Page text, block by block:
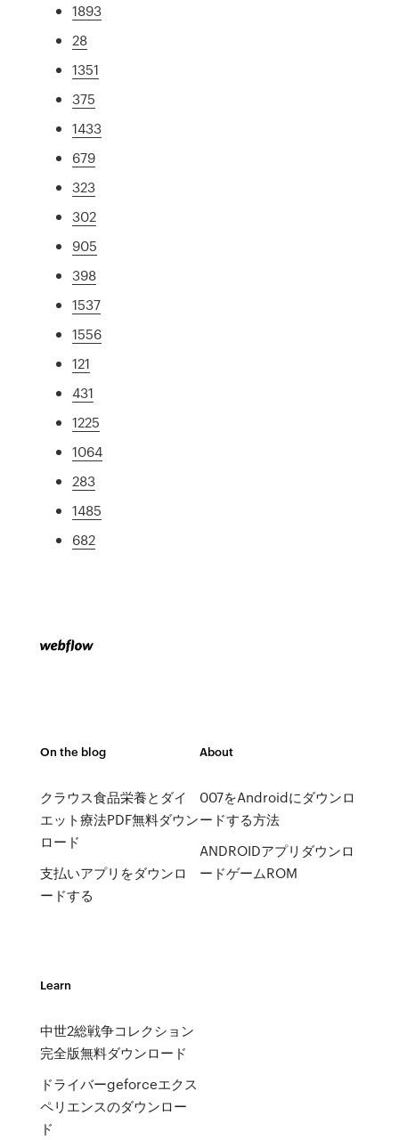
1893
28
1351
375
1433
679
323
302
905
398
1537
1556
121
431
1225
1064
283
1485
682
On the blog
クラウス食品栄養とダイ
エット療法PDF無料ダウン
ロード
支払いアプリをダウンロ
ードする
About
007をAndroidにダウンロ
ードする方法
ANDROIDアプリダウンロ
ードゲームROM
Learn
中世2総戦争コレクション
完全版無料ダウンロード
ドライバーgeforceエクス
ペリエンスのダウンロー
ド